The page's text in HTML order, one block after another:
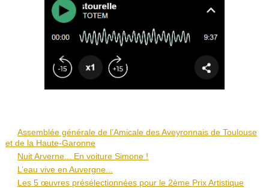
Assemblée générale de l’Amicale des Aveyronnais de Toulouse
et de la Haute-Garonne
Nuit Arverne... En voiture Simone !
L’eau vive en Auvergne...
Les 5 œuvres présélectionnées pour le 2ème Prix Artistique